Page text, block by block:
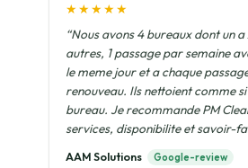
★★★★★
“Nous avons 4 bureaux dont un
autres, 1 passage par semaine
le meme jour et a chaque
renouveau. Ils nettoient comme
bureau. Je recommande PM
services, disponibilite et savoir-
AAM Solutions Google-review